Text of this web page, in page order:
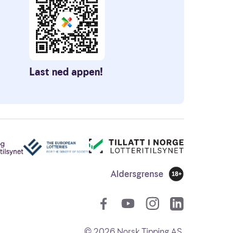
Last ned appen!
Aldersgrense
18 år